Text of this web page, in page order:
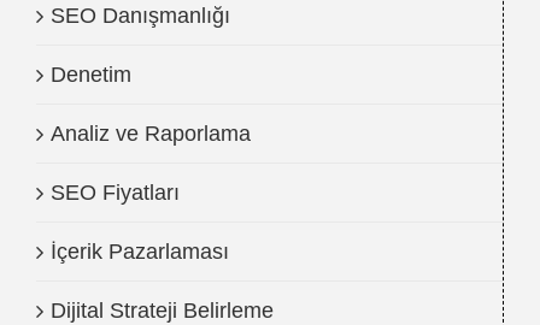
SEO Danışmanlığı
Denetim
Analiz ve Raporlama
SEO Fiyatları
İçerik Pazarlaması
Dijital Strateji Belirleme